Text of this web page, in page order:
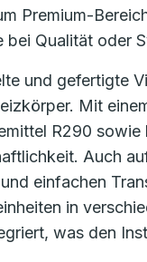
Premium-
bei Qualität oder
und gefertigte
Mit
R290
Auch
einfachen
in
was den